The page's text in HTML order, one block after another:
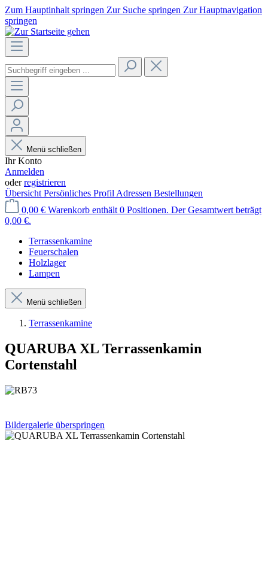
Zum Hauptinhalt springen Zur Suche springen Zur Hauptnavigation
springen
Menü schließen
Ihr Konto
Anmelden
oderregistrieren
Übersicht Persönliches Profil Adressen Bestellungen
0,00 € Warenkorb enthält 0 Positionen. Der Gesamtwert beträgt
0,00 €.
Terrassenkamine
Feuerschalen
Holzlager
Lampen
Menü schließen
Terrassenkamine
QUARUBA XL Terrassenkamin
Cortenstahl
Bildergalerie überspringen